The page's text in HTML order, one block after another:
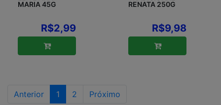
MARIA 45G
R$2,99
RENATA 250G
R$9,98
Anterior 1 2 Próximo